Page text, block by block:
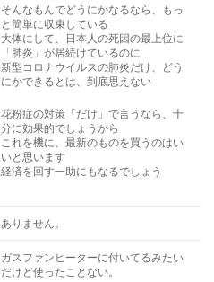
そんなもんでどうにかなるなら、もっ
と簡単に収束している
大体にして、日本人の死因の最上位に
「肺炎」が居続けているのに
新型コロナウイルスの肺炎だけ、どう
にかできるとは、到底思えない
花粉症の対策「だけ」で言うなら、十
分に効果的でしょうから
これを機に、最新のものを買うのはい
いと思います
経済を回す一助にもなるでしょう
ありません。
ガスファンヒーターに付いてるみたい
だけど使ったことない。